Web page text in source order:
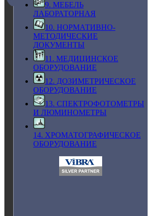
9. МЕБЕЛЬ
ЛАБОРАТОРНАЯ
10. НОРМАТИВНО-
МЕТОДИЧЕСКИЕ
ДОКУМЕНТЫ
11. МЕДИЦИНСКОЕ
ОБОРУДОВАНИЕ
12. ДОЗИМЕТРИЧЕСКОЕ
ОБОРУДОВАНИЕ
13. СПЕКТРОФОТОМЕТРЫ
И ЛЮМИНОМЕТРЫ
14. ХРОМАТОГРАФИЧЕСКОЕ
ОБОРУДОВАНИЕ